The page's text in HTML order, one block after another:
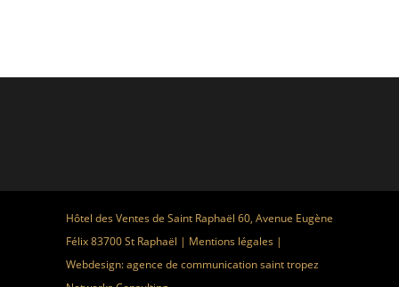
Hôtel des Ventes de Saint Raphaël 60, Avenue Eugène
Félix 83700 St Raphaël | Mentions légales |
Webdesign:agence de communication saint tropez